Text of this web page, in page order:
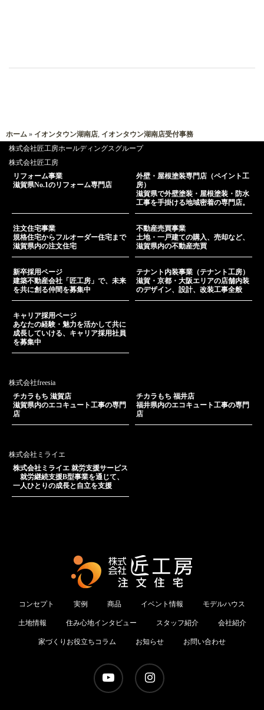
ホーム » イオンタウン湖南店, イオンタウン湖南店受付事務
株式会社匠工房ホールディングスグループ
株式会社匠工房
リフォーム事業
滋賀県No.1のリフォーム専門店
外壁・屋根塗装専門店（ペイント工
房）
滋賀県で外壁塗装・屋根塗装・防水
工事を手掛ける地域密着の専門店。
注文住宅事業
規格住宅からフルオーダー住宅まで
滋賀県内の注文住宅
不動産売買事業
土地・一戸建ての購入、売却など、
滋賀県内の不動産売買
新卒採用ページ
建築不動産会社「匠工房」で、未来
を共に創る仲間を募集中
テナント内装事業（テナント工房）
滋賀・京都・大阪エリアの店舗内装
のデザイン、設計、改装工事全般
キャリア採用ページ
あなたの経験・魅力を活かして共に
成長していける、キャリア採用社員
を募集中
株式会社freesia
チカラもち 滋賀店
滋賀県内のエコキュート工事の専門
店
チカラもち 福井店
福井県内のエコキュート工事の専門
店
株式会社ミライエ
株式会社ミライエ 就労支援サービス
就労継続支援B型事業を通じて、
一人ひとりの成長と自立を支援
コンセプト 実例 商品 イベント情報 モデルハウス
土地情報 住み心地インタビュー スタッフ紹介 会社紹介
家づくりお役立ちコラム お知らせ お問い合わせ
youtube instagram